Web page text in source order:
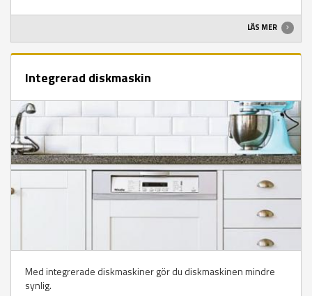
LÄS MER
Integrerad diskmaskin
Med integrerade diskmaskiner gör du diskmaskinen mindre
synlig.